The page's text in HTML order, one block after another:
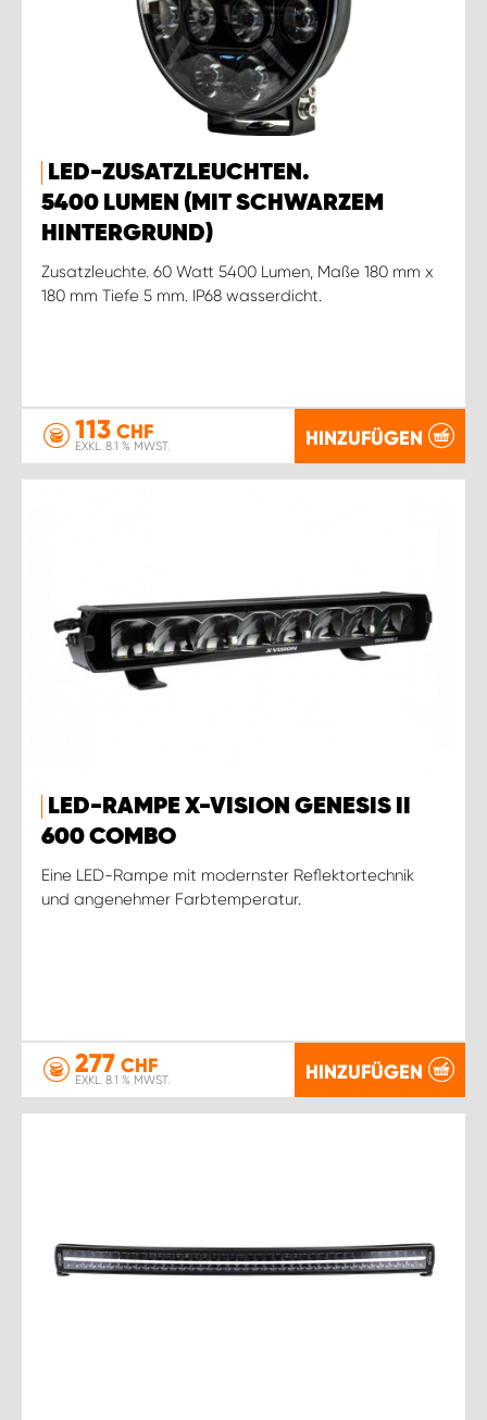
LED-ZUSATZLEUCHTEN.
5400 LUMEN (MIT SCHWARZEM
HINTERGRUND)
Zusatzleuchte. 60 Watt 5400 Lumen, Maße 180 mm x
180 mm Tiefe 5 mm. IP68 wasserdicht.
113 CHF
EXKL. 8.1 % MWST. HINZUFÜGEN
LED-RAMPE X-VISION GENESIS II
600 COMBO
Eine LED-Rampe mit modernster Reflektortechnik
und angenehmer Farbtemperatur.
277 CHF
EXKL. 8.1 % MWST. HINZUFÜGEN